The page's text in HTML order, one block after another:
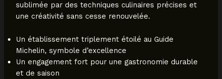
sublimée par des techniques culinaires précises et
une créativité sans cesse renouvelée.
Un établissement triplement étoilé au Guide
Michelin, symbole d’excellence
Un engagement fort pour une gastronomie durable
et de saison